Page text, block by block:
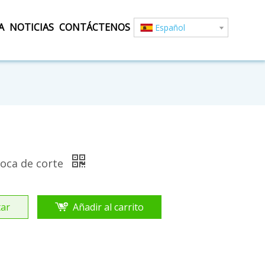
NOTICIAS CONTÁCTENOS Español
de corte
Añadir al carrito